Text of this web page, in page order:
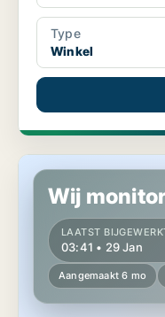
Type
Winkel
Winkel in Midden-
Wij
LAATST
03:41 • 29 Jan
Aangemaakt 6 mo